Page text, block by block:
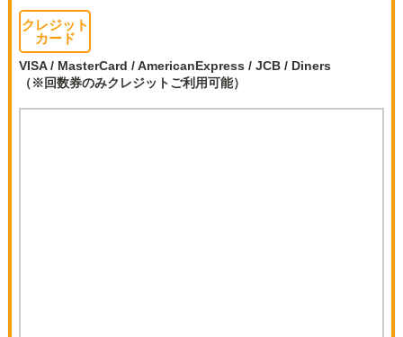
クレジット
カード
VISA / MasterCard / AmericanExpress / JCB / Diners
（※回数券のみクレジットご利用可能）